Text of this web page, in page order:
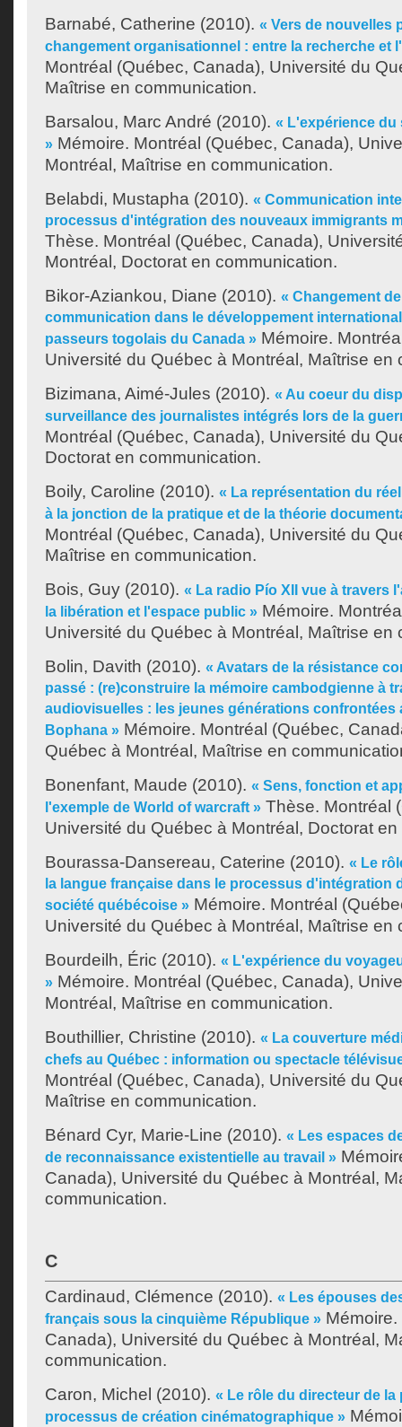
Barnabé, Catherine (2010). « Vers de nouvelles
changement organisationnel : entre la recherche et
Montréal (Québec, Canada), Université du
Maîtrise en communication.
Barsalou, Marc André (2010). « L'expérience du
» Mémoire. Montréal (Québec, Canada),
Montréal, Maîtrise en communication.
Belabdi, Mustapha (2010). « Communication
processus d'intégration des nouveaux immigrants
Thèse. Montréal (Québec, Canada),
Montréal, Doctorat en communication.
Bikor-Aziankou, Diane (2010). « Changement
communication dans le développement
passeurs togolais du Canada » Mémoire.
Université du Québec à Montréal, Maîtrise en
Bizimana, Aimé-Jules (2010). « Au coeur du
surveillance des journalistes intégrés lors de la
Montréal (Québec, Canada), Université du
Doctorat en communication.
Boily, Caroline (2010). « La représentation du
à la jonction de la pratique et de la théorie
Montréal (Québec, Canada), Université du
Maîtrise en communication.
Bois, Guy (2010). « La radio Pío XII vue à travers
la libération et l'espace public » Mémoire.
Université du Québec à Montréal, Maîtrise en
Bolin, Davith (2010). « Avatars de la résistance
passé : (re)construire la mémoire cambodgienne à
audiovisuelles : les jeunes générations confrontées
Bophana » Mémoire. Montréal (Québec,
Québec à Montréal, Maîtrise en
Bonenfant, Maude (2010). « Sens, fonction et
l'exemple de World of warcraft » Thèse. Montréal
Université du Québec à Montréal, Doctorat
Bourassa-Dansereau, Caterine (2010). « Le
la langue française dans le processus d'intégration
société québécoise » Mémoire. Montréal
Université du Québec à Montréal, Maîtrise en
Bourdeilh, Éric (2010). « L'expérience du
» Mémoire. Montréal (Québec, Canada),
Montréal, Maîtrise en communication.
Bouthillier, Christine (2010). « La couverture
chefs au Québec : information ou spectacle
Montréal (Québec, Canada), Université du
Maîtrise en communication.
Bénard Cyr, Marie-Line (2010). « Les espaces
de reconnaissance existentielle au travail »
Canada), Université du Québec à Montréal,
communication.
C
Cardinaud, Clémence (2010). « Les épouses
français sous la cinquième République »
Canada), Université du Québec à Montréal,
communication.
Caron, Michel (2010). « Le rôle du directeur de
processus de création cinématographique »